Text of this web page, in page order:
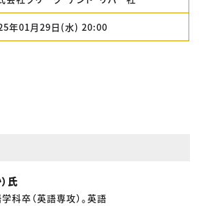
年01月29日(水) 20:00
氏
科卒（英語専攻）。英語